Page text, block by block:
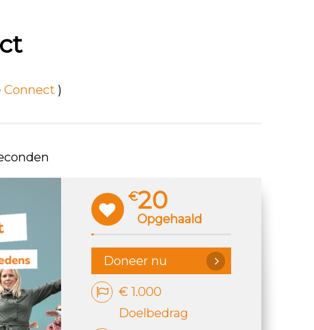
Connect )
€20
Opgehaald
Doneer nu
€ 1.000
Doelbedrag